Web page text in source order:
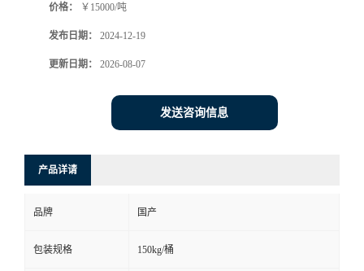
价格： ￥15000/吨
发布日期： 2024-12-19
更新日期： 2026-08-07
发送咨询信息
产品详请
品牌 国产
包装规格 150kg/桶